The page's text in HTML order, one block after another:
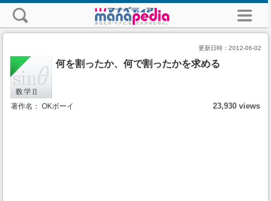
更新日時： 2012-06-02
何を割ったか、何で割ったかを求める
著作名： OKボーイ 23,930 views